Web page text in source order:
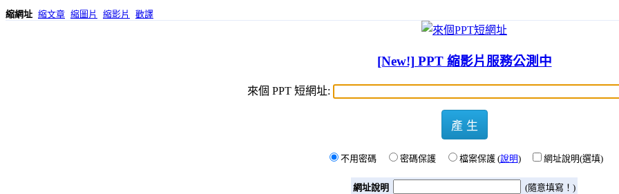
縮網址 縮文章 縮圖片 縮影片 歡譯
[New!] PPT 縮影片服務公測中
來個 PPT 短網址:
產 生
不用密碼 密碼保護 檔案保護 (說明) 網址說明(選填)
網址說明 (隨意填寫！)